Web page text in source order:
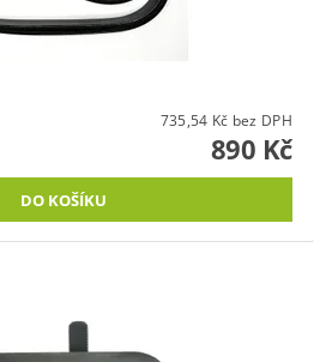
735,54 Kč bez DPH
890 Kč